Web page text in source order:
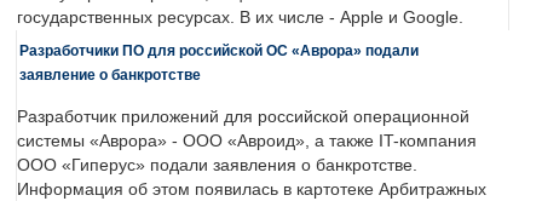
государственных ресурсах. В их числе - Apple и Google.
Разработчики ПО для российской ОС «Аврора» подали
заявление о банкротстве
Разработчик приложений для российской операционной
системы «Аврора» - ООО «Авроид», а также IT-компания
ООО «Гиперус» подали заявления о банкротстве.
Информация об этом появилась в картотеке Арбитражных